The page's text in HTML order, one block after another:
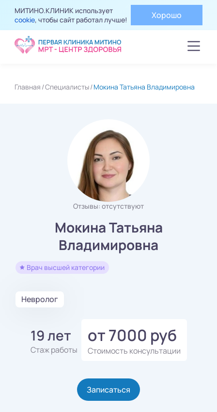
МИТИНО.КЛИНИК использует
cookie, чтобы сайт работал лучше! Хорошо
Главная Специалисты Мокина Татьяна Владимировна
Отзывы: отсутствуют
Мокина Татьяна
Владимировна
Врач высшей категории
Невролог
19 лет
Стаж работы
от 7000 руб
Стоимость консультации
Записаться